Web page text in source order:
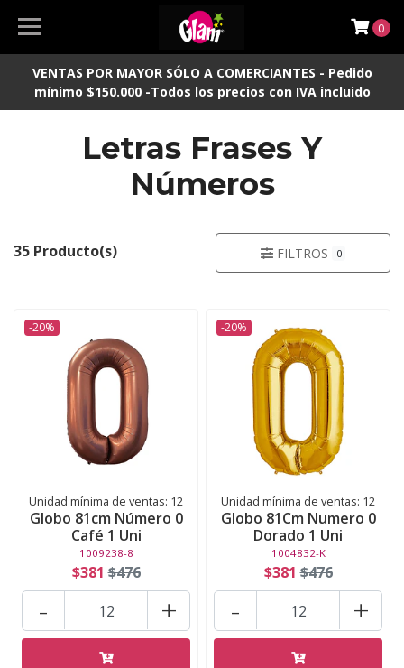
VENTAS POR MAYOR SÓLO A COMERCIANTES - Pedido
mínimo $150.000 -Todos los precios con IVA incluido
0
Letras Frases Y
Números
35 Producto(s) FILTROS 0
-20%
Unidad mínima de ventas: 12
Globo 81cm Número 0
Café 1 Uni
1009238-8
$381 $476
+
-
-20%
Unidad mínima de ventas: 12
Globo 81Cm Numero 0
Dorado 1 Uni
1004832-K
$381 $476
+
-